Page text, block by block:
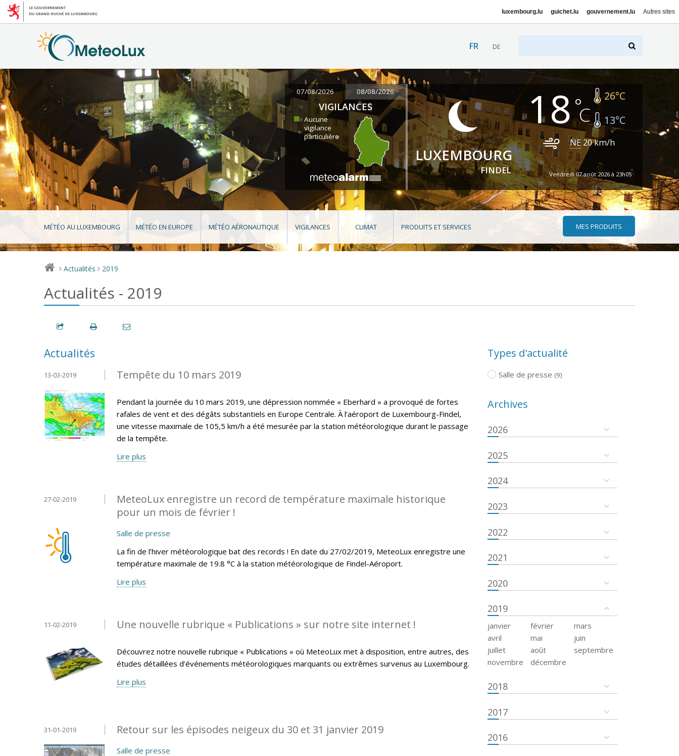
luxembourg.lu guichet.lu gouvernement.lu Autres sites
FR DE
07/08/2026 08/08/2026
VIGILANCES
Aucune
vigilance
particulière
LUXEMBOURG
FINDEL
18 26°C
13°C
NE 20km/h
Vendredi 07 août 2026 à 23h05
MÉTÉO AU LUXEMBOURG MÉTÉO EN EUROPE MÉTÉO AÉRONAUTIQUE VIGILANCES CLIMAT PRODUITS ET SERVICES MES PRODUITS
> Actualités > 2019
Actualités - 2019
Actualités
Tempête du 10 mars 2019
13-03-2019
Pendant la journée du 10 mars 2019, une dépression nommée « Eberhard » a provoqué de fortes
rafales de vent et des dégâts substantiels en Europe Centrale. À l’aéroport de Luxembourg-Findel,
une vitesse maximale de 105,5 km/h a été mesurée par la station météorologique durant le passage
de la tempête.
Lire plus
MeteoLux enregistre un record de température maximale historique
pour un mois de février !
27-02-2019
Salle de presse
La fin de l’hiver météorologique bat des records ! En date du 27/02/2019, MeteoLux enregistre une
température maximale de 19.8 °C à la station météorologique de Findel-Aéroport.
Lire plus
Une nouvelle rubrique « Publications » sur notre site internet !
11-02-2019
Découvrez notre nouvelle rubrique « Publications » où MeteoLux met à disposition, entre autres, des
études détaillées d’événements météorologiques marquants ou extrêmes survenus au Luxembourg.
Lire plus
Retour sur les épisodes neigeux du 30 et 31 janvier 2019
31-01-2019
Salle de presse
Types d'actualité
Salle de presse (9)
Archives
2026
2025
2024
2023
2022
2021
2020
2019
janvier février
mars
avril
mai
juin
juillet
août
septembre
novembre
décembre
2018
2017
2016